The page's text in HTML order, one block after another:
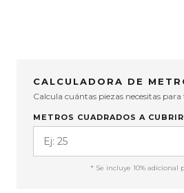
CALCULADORA DE
Calcula cuántas piezas necesitas
METROS CUADRADOS A CUBRIR
* Se incluye 10% adicional